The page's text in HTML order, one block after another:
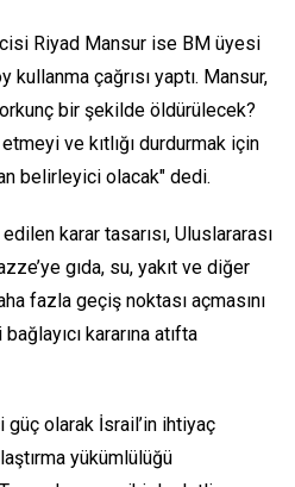
Riyad Mansur ise BM üyesi
kullanma çağrısı yaptı. Mansur,
bir şekilde öldürülecek?
ve kıtlığı durdurmak için
belirleyici olacak" dedi.
karar tasarısı, Uluslararası
gıda, su, yakıt ve diğer
fazla geçiş noktası açmasını
kararına atıfta
güç olarak İsrail’in ihtiyaç
yükümlülüğü